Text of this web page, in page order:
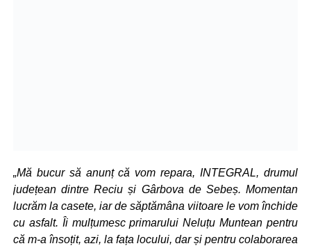
„Mă bucur să anunț că vom repara, INTEGRAL, drumul
județean dintre Reciu și Gârbova de Sebeș. Momentan
lucrăm la casete, iar de săptămâna viitoare le vom închide
cu asfalt. Îi mulțumesc primarului Neluțu Muntean pentru
că m-a însoțit, azi, la fața locului, dar și pentru colaborarea